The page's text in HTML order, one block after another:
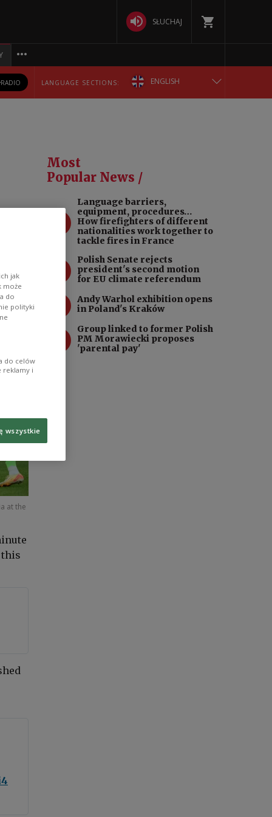
SŁUCHAJ
RADIO LANGUAGE SECTIONS: ENGLISH
РУССКИЙ
УКРАЇНСЬКА
at the
this
Most
Popular News /
Language barriers,
equipment, procedures…
How firefighters of different
nationalities work together to
tackle fires in France
Polish Senate rejects
president's second motion
for EU climate referendum
Andy Warhol exhibition opens
in Poland's Kraków
Group linked to former Polish
PM Morawiecki proposes
'parental pay'
jak
może
do
polityki
do celów
reklamy i
wszystkie